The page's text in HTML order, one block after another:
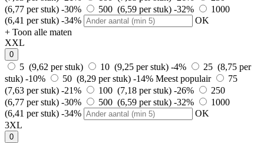
(6,77 per stuk) -30% 500 (6,59 per stuk) -32%
1000
(6,41 per stuk) -34%
OK
+ Toon alle maten
XXL
0
5 (9,62 per stuk) 10 (9,25 per stuk) -4%
25 (8,75 per
stuk) -10% 50 (8,29 per stuk) -14% Meest populair
75
(7,63 per stuk) -21% 100 (7,18 per stuk) -26%
250
(6,77 per stuk) -30% 500 (6,59 per stuk) -32%
1000
(6,41 per stuk) -34%
OK
3XL
0